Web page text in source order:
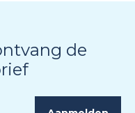
de